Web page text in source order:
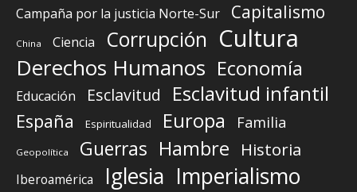
Campaña por la justicia Norte-Sur Capitalismo
China Ciencia Corrupción Cultura
Derechos Humanos Economía
Educación Esclavitud Esclavitud infantil
España Espiritualidad Europa Familia
Geopolítica Guerras Hambre Historia
Iberoamérica Iglesia Imperialismo